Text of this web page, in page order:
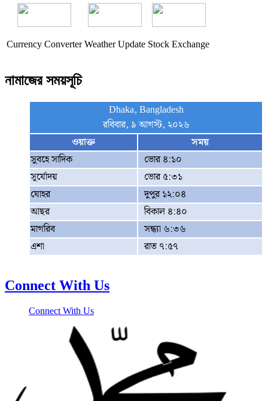
Currency Converter Weather Update Stock Exchange
নামাজের সময়সূচি
Dhaka, Bangladesh
রবিবার, ৯ আগস্ট, ২০২৬
ওয়াক্ত
সময়
সুবহে সাদিক
ভোর ৪:১০
সূর্যোদয়
ভোর ৫:৩১
যোহর
দুপুর ১২:০৪
আছর
বিকাল ৪:৪০
মাগরিব
সন্ধ্যা ৬:৩৬
এশা
রাত ৭:৫৭
Connect With Us
Connect With Us